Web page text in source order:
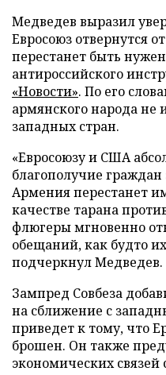
Медведев выразил
Евросоюз отвернутся
перестанет быть
антироссийского
«Новости». По его
армянского народа не
западных стран.
«Евросоюзу и США
благополучие
Армения перестанет
качестве тарана
флюгеры мгновенно
обещаний, как будто
подчеркнул Медведев.
Зампред Совбеза
на сближение с
приведет к тому, что
брошен. Он также
экономических